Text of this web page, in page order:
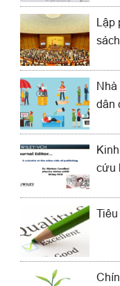
sách
dân
cứu